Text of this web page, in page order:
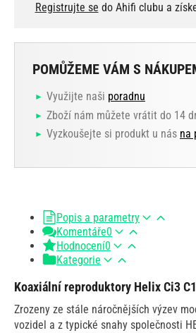
Registrujte se do Ahifi clubu a
POMŮŽEME VÁM S
Využijte naši poradnu
Zboží nám můžete vrátit do 14
Vyzkoušejte si produkt u nás na
Popis a parametry
Komentáře0
Hodnocení0
Kategorie
Koaxiální reproduktory Helix Ci3
Zrozeny ze stále náročnějších výzev
vozidel a z typické snahy společnosti